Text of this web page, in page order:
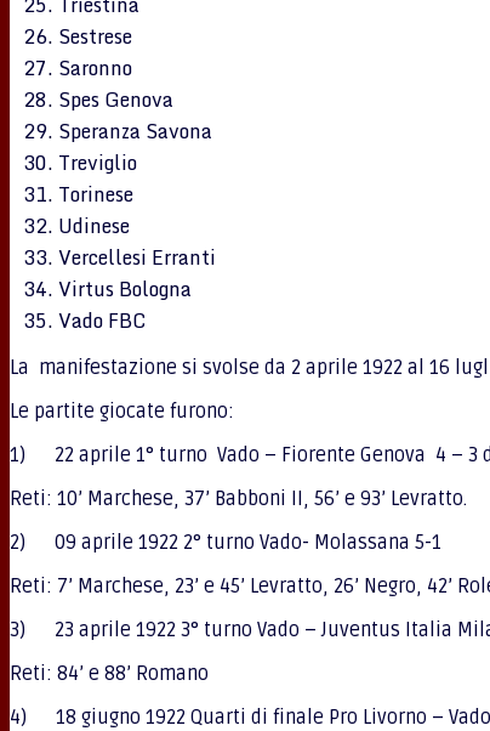
Sestrese
Saronno
Spes Genova
Speranza Savona
Treviglio
Torinese
Udinese
Vercellesi Erranti
Virtus Bologna
Vado FBC
La manifestazione si svolse da 2 aprile 1922 al 16
Le partite giocate furono:
1) 22 aprile 1° turno Vado – Fiorente Genova 4 – 3
Reti: 10’ Marchese, 37’ Babboni II, 56’ e 93’ Levratto.
2) 09 aprile 1922 2° turno Vado- Molassana 5-1
Reti: 7’ Marchese, 23’ e 45’ Levratto, 26’ Negro, 42’
3) 23 aprile 1922 3° turno Vado – Juventus Italia
Reti: 84’ e 88’ Romano
4) 18 giugno 1922 Quarti di finale Pro Livorno –